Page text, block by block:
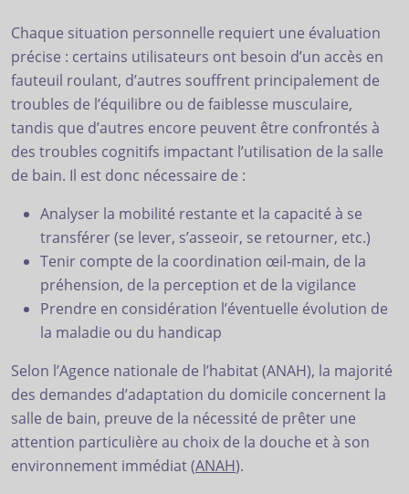
Chaque situation personnelle requiert une évaluation
précise : certains utilisateurs ont besoin d’un accès en
fauteuil roulant, d’autres souffrent principalement de
troubles de l’équilibre ou de faiblesse musculaire,
tandis que d’autres encore peuvent être confrontés à
des troubles cognitifs impactant l’utilisation de la salle
de bain. Il est donc nécessaire de :
Analyser la mobilité restante et la capacité à se
transférer (se lever, s’asseoir, se retourner, etc.)
Tenir compte de la coordination œil-main, de la
préhension, de la perception et de la vigilance
Prendre en considération l’éventuelle évolution de
la maladie ou du handicap
Selon l’Agence nationale de l’habitat (ANAH), la majorité
des demandes d’adaptation du domicile concernent la
salle de bain, preuve de la nécessité de prêter une
attention particulière au choix de la douche et à son
environnement immédiat (ANAH).